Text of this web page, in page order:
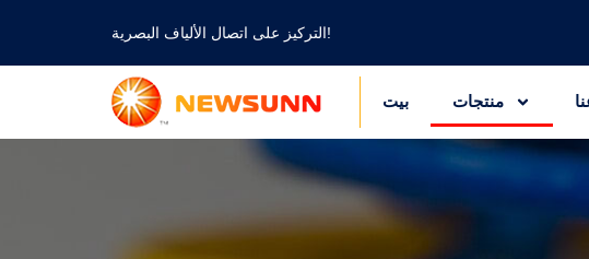
التركيز على اتصال الألياف البصرية!
بيت منتجات